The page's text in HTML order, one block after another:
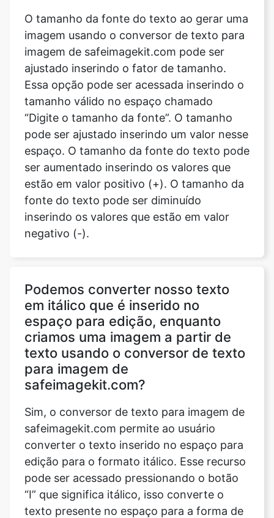
O tamanho da fonte do texto ao gerar uma
imagem usando o conversor de texto para
imagem de safeimagekit.com pode ser
ajustado inserindo o fator de tamanho.
Essa opção pode ser acessada inserindo o
tamanho válido no espaço chamado
“Digite o tamanho da fonte”. O tamanho
pode ser ajustado inserindo um valor nesse
espaço. O tamanho da fonte do texto pode
ser aumentado inserindo os valores que
estão em valor positivo (+). O tamanho da
fonte do texto pode ser diminuído
inserindo os valores que estão em valor
negativo (-).
Podemos converter nosso texto
em itálico que é inserido no
espaço para edição, enquanto
criamos uma imagem a partir de
texto usando o conversor de texto
para imagem de
safeimagekit.com?
Sim, o conversor de texto para imagem de
safeimagekit.com permite ao usuário
converter o texto inserido no espaço para
edição para o formato itálico. Esse recurso
pode ser acessado pressionando o botão
“I” que significa itálico, isso converte o
texto presente no espaço para a forma de